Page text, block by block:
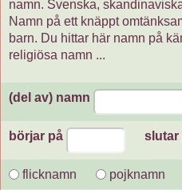
namn. Svenska,
Namn på ett knäppt
barn. Du hittar här namn på
religiösa namn ...
(del av) namn
börjar på slutar
flicknamn pojknamn